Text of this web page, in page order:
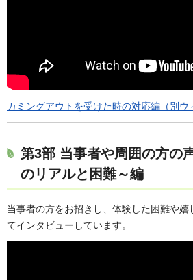
カミングアウトを受けた時の対応編（別ウ
第3部 当事者や周囲の方の
のリアルと困難～編
当事者の方をお招きし、体験した困難や
てインタビューしています。